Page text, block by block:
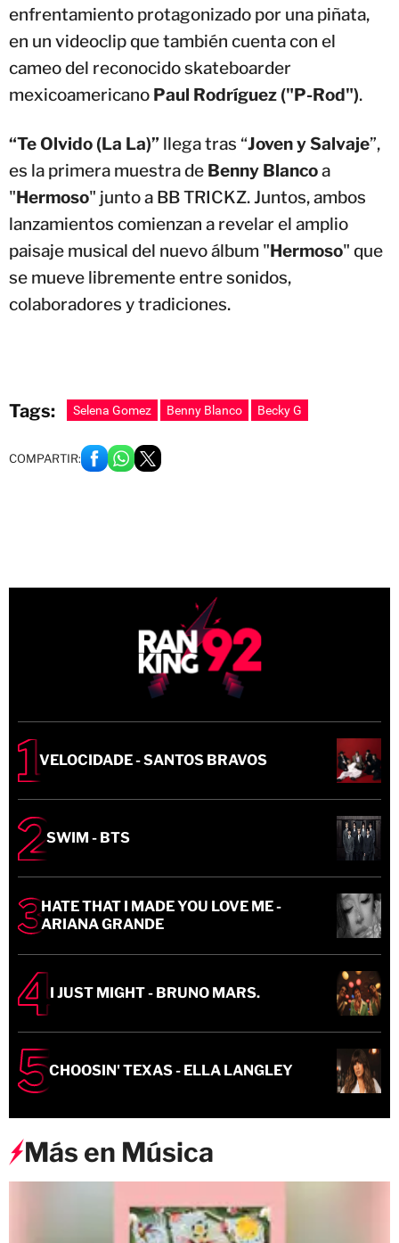
enfrentamiento protagonizado por una piñata,
en un videoclip que también cuenta con el
cameo del reconocido skateboarder
mexicoamericano Paul Rodríguez ("P-Rod").
“Te Olvido (La La)” llega tras “Joven y Salvaje”,
es la primera muestra de Benny Blancoa
"Hermoso" junto a BB TRICKZ. Juntos, ambos
lanzamientos comienzan a revelar el amplio
paisaje musical del nuevo álbum "Hermoso" que
se mueve libremente entre sonidos,
colaboradores y tradiciones.
Tags: Selena Gomez Benny Blanco Becky G
COMPARTIR:
VELOCIDADE - SANTOS BRAVOS
SWIM - BTS
HATE THAT I MADE YOU LOVE ME -
ARIANA GRANDE
I JUST MIGHT - BRUNO MARS.
CHOOSIN' TEXAS - ELLA LANGLEY
Más en Música